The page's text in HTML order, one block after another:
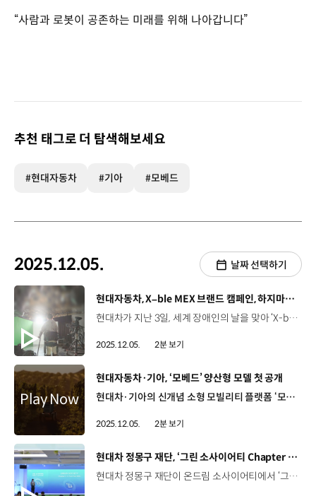
“사람과 로봇이 공존하는 미래를 위해 나아갑니다”
추천 태그로 더 탐색해보세요
#현대자동차 #기아 #모베드
2025.12.05. 날짜 선택하기
[동영상]
현대자동차, X–ble MEX 브랜드 캠페인, 하지마비 장애인의 ‘기상캐스터’ 도전
현대차가 지난 3일, 세계 장애인의 날을 맞아 ‘X-ble MEX’를 통한 특별한 도전에 나섰습니다. 이날, 하지마비 장애인인 채수민 씨는 의료용 착용 로봇, ‘X-ble MEX’를 장착하고 지상파 생방송 기상캐스터로 등장했는데요. 일어선 채로 날씨를 예보하는 불가능에 가까운 도전에 성공하며 희망의 메시지를 전했습니다. 채수민 / 일일 기상캐스터내일은 오늘보다 더 춥겠습니다. 내일 아침 서울은 영하 9도까지 떨어지겠습니다. 또 서해안 지역은 내일 아침까지 눈이 오겠고 내일 오후부터는 서울 등 중부지방에 첫눈이 내리겠습니다. 현동진 상무 / 현대자동차·기아 로보틱스랩뽐내기 위한 기술보다는 인간에 대한 이해, 인간에 대한 존중 어떻게 보면 로봇은 인간 뒤에 있는 (사람 중심의) 가치를 추구합니다. 채수민 씨의 도전에 함께한 ‘X-ble MEX’는 현대차그룹 로보틱스랩에서 자체 개발한 의료용 착용 로봇으로, 보행 약자의 근육 재건과 관절 운동을 지원하도록 설계됐는데요. 지난 11월에는 ‘의료기기 3등급’ 허가를 취득해 첨단 의료 로봇으로서의 안전성과 유효성을 인정받았습니다. 이동현 파트장 / 현대자동차·기아 관절로보틱스팀앞발꿈치가 떨어지는 순간부터 뒷발꿈치가 닿는 동안에 일정한 패턴을 보여주는데요. 그 패턴이 만들어내는 각 관절의 모션들이 너무나 다양합니다. 그것들을 모터 두 개로 만들어내야 하는 것들이 어려운 점 중에 하나였다고 생각합니다. 2023년부터 현대차는 서울아산병원과 국립재활원, 국군수도병원에 ‘X-ble MEX’를 활용한 재활 프로그램을 지원해 왔는데요. 앞으로도 ‘휴머니티를 향한 진보’라는 브랜드 비전 아래 사람을 위한 로보틱스 기술 개발을 지속할 계획입니다.
2025.12.05. 2분 보기
[동영상]
현대자동차·기아, ‘모베드’ 양산형 모델 첫 공개
현대차·기아의 신개념 소형 모빌리티 플랫폼 ‘모베드(MobED)’ 세계 3대 로봇 박람회 ‘일본 국제 로봇 전시회 2025’에서 최초 공개 너비 : 74cm / 길이 : 115cm최대 속도 : 10km/h 최대 적재중량 : 47kg ~ 57kg (1회 충전 시 최대 4시간 주행 가능) ‘지형의 한계를 뛰어넘는 주행 안정성’으로 차별화 Drive-and-Lift 모듈 기반 4개의 독립 구동 휠 중심이 아닌 위치에 고정바가 달린 자세 제어 매커니즘 최대 20cm 높이 경사, 요철, 연석 구간에서도 안정적 균형 유지 목적에 따라 모듈을 간단하게 결합할 수 있는 마운팅 레일 적용 배송, 물류, 촬영 등 다양한 환경에서 플랫폼과 자유롭게 결합 및 분리 가능 자율주행 로봇 구현을 위한 연구 개발용으로 설계된 베이직 모델 자율주행 기술을 탑재해 복잡하고 광범위한 환경에서도 주행 가능한 프로 모델 글로벌 로봇 시장에 새로운 기준을 제시할 모베드 “사람과 로봇이 공존하는 미래를 위해 나아갑니다”
2025.12.05. 2분 보기
[동영상]
현대차 정몽구 재단, ‘그린 소사이어티 Chapter II: C–Tech Fair 2025’ 개최
현대차 정몽구 재단이 온드림 소사이어티에서 ‘그린 소사이어티 Chapter II: C-Tech Fair 2025’를 개최했습니다. 그린 소사이어티는 기후테크 분야를 중심으로 연구부터 실증·사업화·창업까지 전 주기를 지원하는 K‑기후테크 기업가형 연구자 육성 프로그램인데요. 이번 행사에서는 그린 소사이어티의 성과를 공유하고, 연구팀이 예비 수요처 및 투자기관과 매칭할 수 있는 자리가 마련됐습니다. 정무성 이사장 / 현대차 정몽구 재단(이번 행사는) 시장 진입을 향한 출발점이라고 생각합니다. 이러한 노력을 기반으로 정부와 민간기업, 또 투자기관이 함께 협력한다면 사회와 시장으로 확산 가능한 기후테크 생태계가 조성될 수 있을 것으로 기대됩니다. 지난 2년간, 그린 소사이어티를 통해 민간·공공 영역에서 10여 건의 투자 유치가 이루어지고MOU·투자의향서 체결도 7배 가량 증가했는데요. 앞으로도 현대차 정몽구 재단은 그린 소사이어티를 통해 K-기후테크 창업 생태계를 구축해 나갈 계획입니다.